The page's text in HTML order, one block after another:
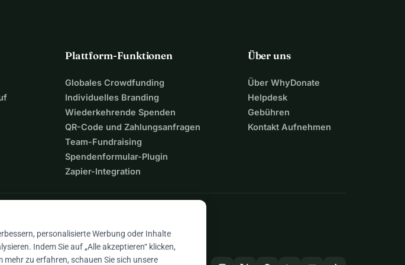
Plattform-Funktionen
Globales Crowdfunding
Individuelles Branding
Wiederkehrende Spenden
QR-Code und Zahlungsanfragen
Team-Fundraising
Spendenformular-Plugin
Zapier-Integration
Über uns
Über WhyDonate
Helpdesk
Gebühren
Kontakt Aufnehmen
personalisierte Werbung oder Inhalte
Indem Sie auf „Alle akzeptieren“ klicken,
zu erfahren, schauen Sie sich unsere